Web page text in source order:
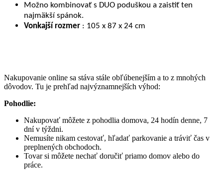
Možno kombinovať s DUO poduškou a zaistiť ten
najmäkší spánok.
Vonkajší rozmer : 105 x 87 x 24 cm
Nakupovanie online sa stáva stále obľúbenejším a to z mnohých
dôvodov. Tu je prehľad najvýznamnejších výhod:
Pohodlie:
Nakupovať môžete z pohodlia domova, 24 hodín denne, 7
dní v týždni.
Nemusíte nikam cestovať, hľadať parkovanie a tráviť čas v
preplnených obchodoch.
Tovar si môžete nechať doručiť priamo domov alebo do
práce.